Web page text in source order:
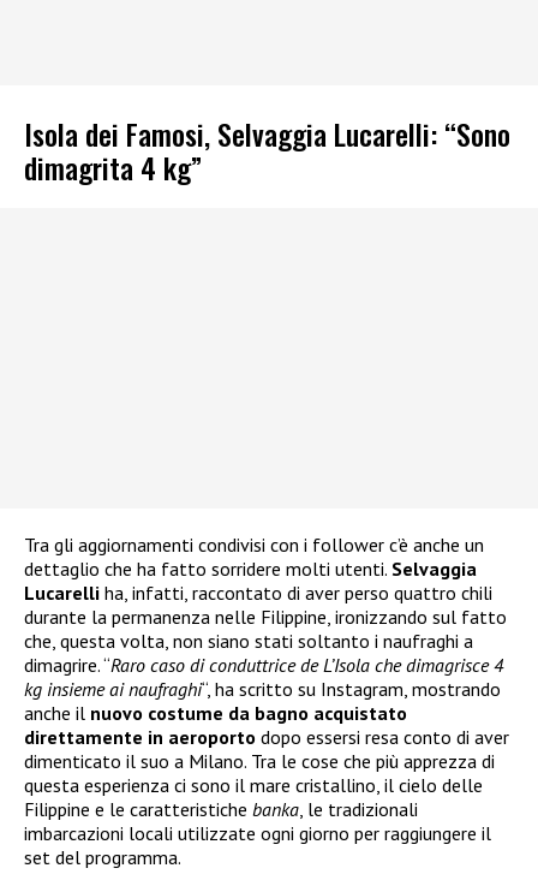
Isola dei Famosi, Selvaggia Lucarelli: “Sono
dimagrita 4 kg”
Tra gli aggiornamenti condivisi con i follower c’è anche un
dettaglio che ha fatto sorridere molti utenti. Selvaggia
Lucarelli ha, infatti, raccontato di aver perso quattro chili
durante la permanenza nelle Filippine, ironizzando sul fatto
che, questa volta, non siano stati soltanto i naufraghi a
dimagrire. “Raro caso di conduttrice de L’Isola che dimagrisce 4
kg insieme ai naufraghi“, ha scritto su Instagram, mostrando
anche il nuovo costume da bagno acquistato
direttamente in aeroporto dopo essersi resa conto di aver
dimenticato il suo a Milano. Tra le cose che più apprezza di
questa esperienza ci sono il mare cristallino, il cielo delle
Filippine e le caratteristiche banka, le tradizionali
imbarcazioni locali utilizzate ogni giorno per raggiungere il
set del programma.